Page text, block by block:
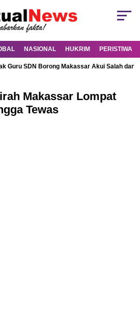
NASIONAL HUKRIM PERISTIWA
Guru SDN Borong Makassar Akui Salah dan
Makassar Lompat
Tewas